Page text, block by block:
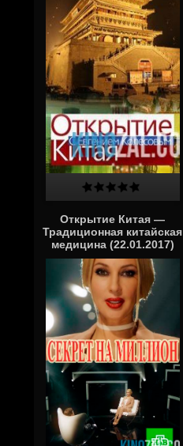
Открытие Китая —
Традиционная китайская
медицина (22.01.2017)